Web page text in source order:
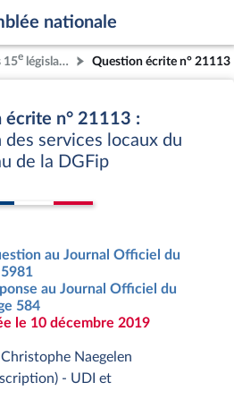
nationale
15e législature Question écrite n° 21113
écrite n° 21113 :
des services locaux du
de la DGFip
au Journal Officiel du
au Journal Officiel du
584
le 10 décembre 2019
Naegelen
- UDI et